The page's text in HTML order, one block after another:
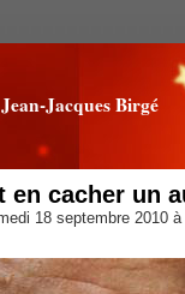
Jean-Jacques Birgé
en cacher un
18 septembre 2010